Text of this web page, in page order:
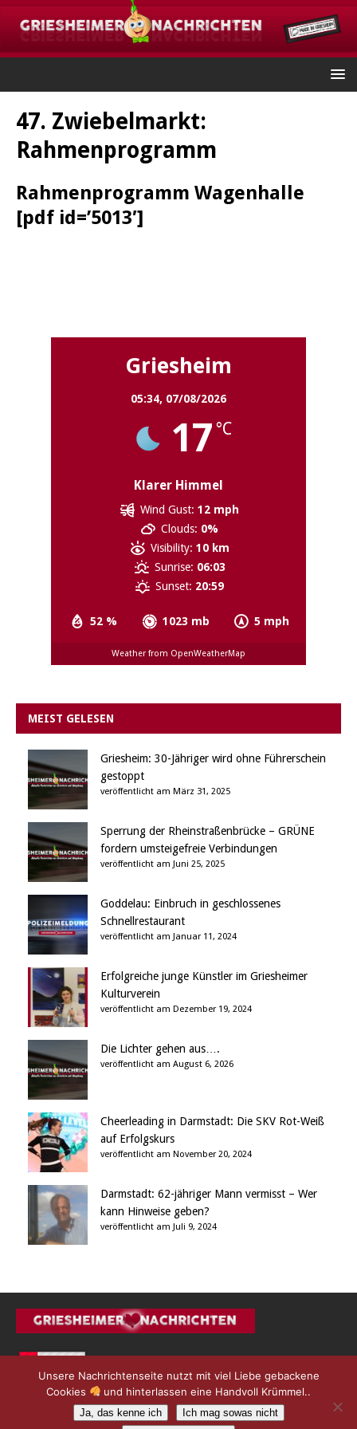
47. Zwiebelmarkt:
Rahmenprogramm
Rahmenprogramm Wagenhalle
[pdf id=’5013′]
Griesheim
05:34, 07/08/2026
17 °C
Klarer Himmel
52 % 1023 mb 5 mph
Wind Gust: 12 mph
Clouds: 0%
Visibility: 10 km
Sunrise: 06:03
Sunset: 20:59
Weather from OpenWeatherMap
MEIST GELESEN
Griesheim: 30-Jähriger wird ohne Führerschein
gestoppt
veröffentlicht am März 31, 2025
Sperrung der Rheinstraßenbrücke – GRÜNE
fordern umsteigefreie Verbindungen
veröffentlicht am Juni 25, 2025
Goddelau: Einbruch in geschlossenes
Schnellrestaurant
veröffentlicht am Januar 11, 2024
Erfolgreiche junge Künstler im Griesheimer
Kulturverein
veröffentlicht am Dezember 19, 2024
Die Lichter gehen aus….
veröffentlicht am August 6, 2026
Cheerleading in Darmstadt: Die SKV Rot-Weiß
auf Erfolgskurs
veröffentlicht am November 20, 2024
Darmstadt: 62-jähriger Mann vermisst – Wer
kann Hinweise geben?
veröffentlicht am Juli 9, 2024
Unsere Nachrichtenseite nutzt mit viel Liebe gebackene
Cookies
und hinterlassen eine Handvoll Krümmel..
Ja, das kenne ich
Ich mag sowas nicht